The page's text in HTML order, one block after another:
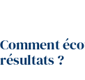
Comment
résultats ?